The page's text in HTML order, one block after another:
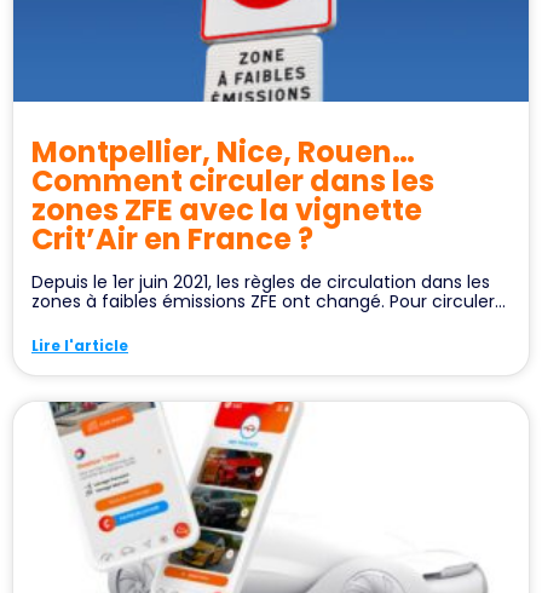
Montpellier, Nice, Rouen…
Comment circuler dans les
zones ZFE avec la vignette
Crit’Air en France ?
Depuis le 1er juin 2021, les règles de circulation dans les
zones à faibles émissions ZFE ont changé. Pour circuler...
Lire l'article